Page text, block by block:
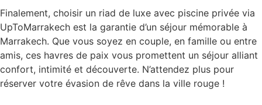
Finalement, choisir un riad de luxe avec piscine privée via
UpToMarrakech est la garantie d’un séjour mémorable à
Marrakech. Que vous soyez en couple, en famille ou entre
amis, ces havres de paix vous promettent un séjour alliant
confort, intimité et découverte. N’attendez plus pour
réserver votre évasion de rêve dans la ville rouge !